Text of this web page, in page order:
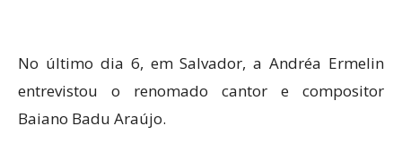
No último dia 6, em Salvador, a Andréa Ermelin
entrevistou o renomado cantor e compositor
Baiano Badu Araújo.